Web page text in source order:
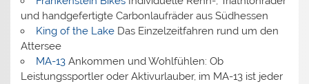
und handgefertigte Carbonlaufräder aus Südhessen
King of the LakeDas Einzelzeitfahren rund um den
Attersee
MA-13Ankommen und Wohlfühlen: Ob
Leistungssportler oder Aktivurlauber, im MA-13 ist jeder